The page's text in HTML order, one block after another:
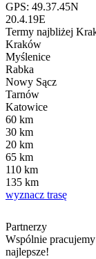
GPS: 49.37.45N
20.4.19E
Termy najbliżej
Kraków
Myślenice
Rabka
Nowy Sącz
Tarnów
Katowice
60 km
30 km
20 km
65 km
110 km
135 km
wyznacz trasę
Partnerzy
Wspólnie
najlepsze!